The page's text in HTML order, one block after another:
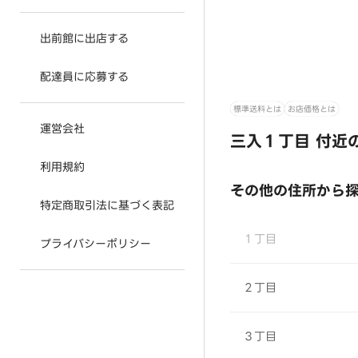
出前館に出店する
配達員に応募する
運営会社
利用規約
特定商取引法に基づく表記
プライバシーポリシー
標準送料とは お店価格とは
三入１丁目 付近
その他の住所から
１丁目
２丁目
３丁目